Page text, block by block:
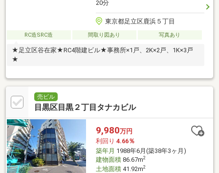
20分
東京都足立区鹿浜５丁目
RC造SRC造 間取り図あり 写真あり
★足立区谷在家★RC4階建ビル★事務所×1戸、2K×2戸、1K×3戸
★
売ビル
目黒区目黒２丁目タナカビル
9,980万円
利回り 4.66％
築年月 1988年6月(築38年3ヶ月)
建物面積86.67m2
土地面積41.92m2